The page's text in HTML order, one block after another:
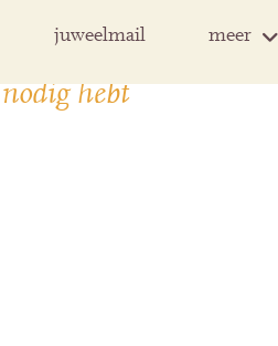
juweelmail meer
hebt